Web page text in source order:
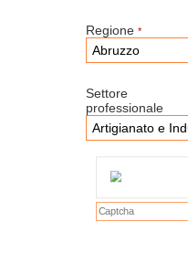
Regione *
Settore
professionale